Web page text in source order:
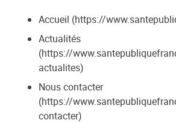
Accueil (https://
Actualités
(https://
actualites)
Nous contacter
(https://
contacter)